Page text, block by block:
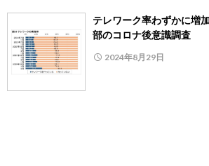
テレワーク率わずかに増
部のコロナ後意識調査
2024年8月29日